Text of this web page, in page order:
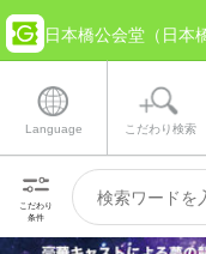
Language こだわり検索
こだわり
条件